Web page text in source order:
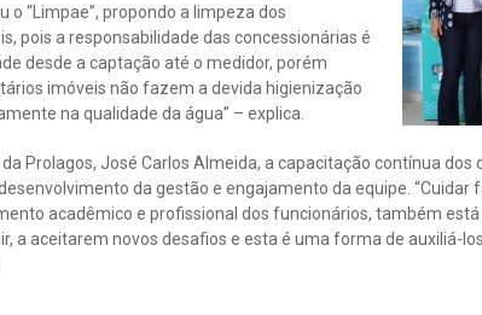
o “Limpae”, propondo a limpeza dos
pois a responsabilidade das concessionárias é
desde a captação até o medidor, porém
imóveis não fazem a devida higienização
na qualidade da água” – explica.
Prolagos, José Carlos Almeida, a capacitação contínua
da gestão e engajamento da equipe.
acadêmico e profissional dos funcionários, também
a aceitarem novos desafios e esta é uma forma de auxiliá-